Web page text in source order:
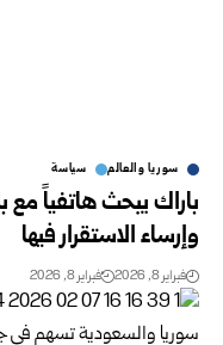
سوريا والعالم سياسة
باراك يبحث هاتفياً مع
وإرساء الاستقرار فيها
فبراير 8, 2026 فبراير 8, 2026